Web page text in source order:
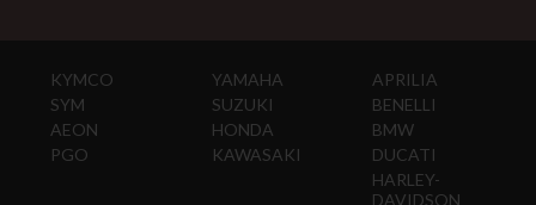
KYMCO
SYM
AEON
PGO
YAMAHA
SUZUKI
HONDA
KAWASAKI
APRILIA
BENELLI
BMW
DUCATI
HARLEY-
DAVIDSON